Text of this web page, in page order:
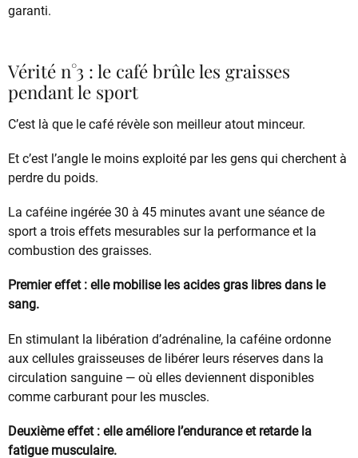
garanti.
Vérité n°3 : le café brûle les graisses
pendant le sport
C’est là que le café révèle son meilleur atout minceur.
Et c’est l’angle le moins exploité par les gens qui cherchent à
perdre du poids.
La caféine ingérée 30 à 45 minutes avant une séance de
sport a trois effets mesurables sur la performance et la
combustion des graisses.
Premier effet : elle mobilise les acides gras libres dans le
sang.
En stimulant la libération d’adrénaline, la caféine ordonne
aux cellules graisseuses de libérer leurs réserves dans la
circulation sanguine — où elles deviennent disponibles
comme carburant pour les muscles.
Deuxième effet : elle améliore l’endurance et retarde la
fatigue musculaire.